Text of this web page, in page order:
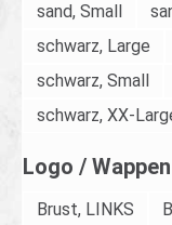
sand, Small
schwarz, Large
schwarz, Small
schwarz, XX-
Logo /
Brust, LINKS